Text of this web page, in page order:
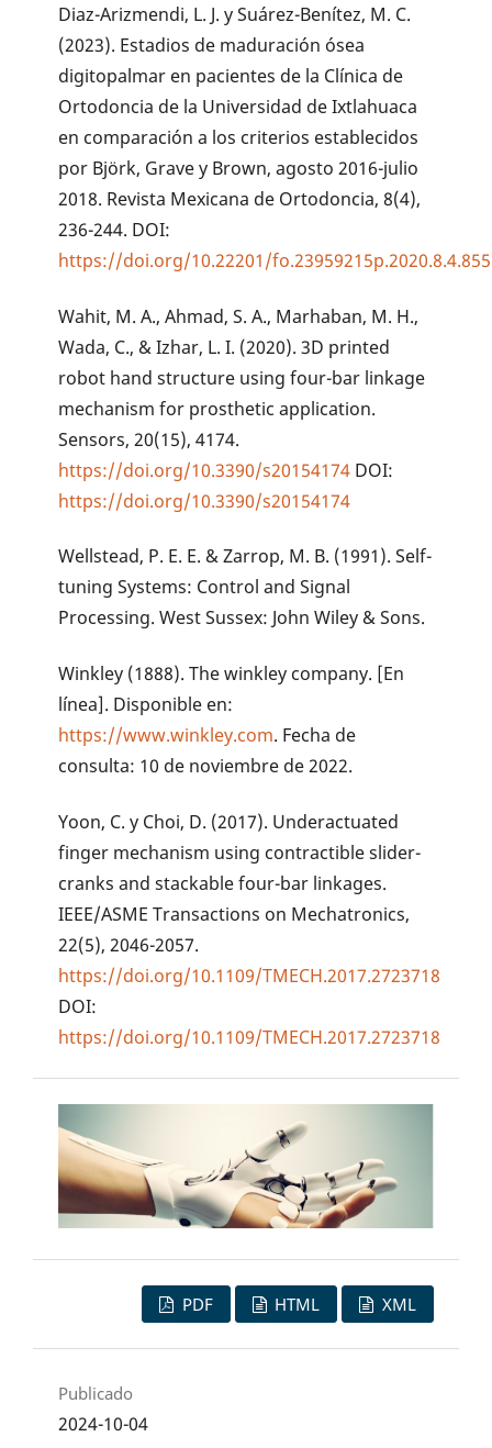
Diaz-Arizmendi, L. J. y Suárez-Benítez, M. C.
(2023). Estadios de maduración ósea
digitopalmar en pacientes de la Clínica de
Ortodoncia de la Universidad de Ixtlahuaca
en comparación a los criterios establecidos
por Björk, Grave y Brown, agosto 2016-julio
2018. Revista Mexicana de Ortodoncia, 8(4),
236-244. DOI:
https://doi.org/10.22201/
Wahit, M. A., Ahmad, S. A., Marhaban, M. H.,
Wada, C., & Izhar, L. I. (2020). 3D printed
robot hand structure using four-bar linkage
mechanism for prosthetic application.
Sensors, 20(15), 4174.
https://doi.org/10.3390/s20154174 DOI:
https://doi.org/10.3390/s20154174
Wellstead, P. E. E. & Zarrop, M. B. (1991). Self-
tuning Systems: Control and Signal
Processing. West Sussex: John Wiley & Sons.
Winkley (1888). The winkley company. [En
línea]. Disponible en:
https://www.winkley.com. Fecha de
consulta: 10 de noviembre de 2022.
Yoon, C. y Choi, D. (2017). Underactuated
finger mechanism using contractible slider-
cranks and stackable four-bar linkages.
IEEE/ASME Transactions on Mechatronics,
22(5), 2046-2057.
https://doi.org/10.1109/TMECH.2017.2723718
DOI:
https://doi.org/10.1109/TMECH.2017.2723718
PDF HTML XML
Publicado
2024-10-04